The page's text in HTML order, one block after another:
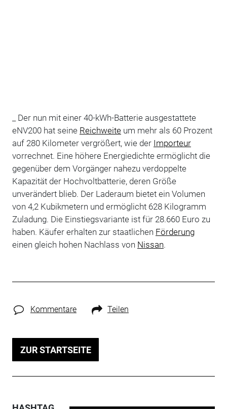
_ Der nun mit einer 40-kWh-Batterie ausgestattete
eNV200 hat seine Reichweiteum mehr als 60 Prozent
auf 280 Kilometer vergrößert, wie der Importeur
vorrechnet. Eine höhere Energiedichte ermöglicht die
gegenüber dem Vorgänger nahezu verdoppelte
Kapazität der Hochvoltbatterie, deren Größe
unverändert blieb. Der Laderaum bietet ein Volumen
von 4,2 Kubikmetern und ermöglicht 628 Kilogramm
Zuladung. Die Einstiegsvariante ist für 28.660 Euro zu
haben. Käufer erhalten zur staatlichen Förderung
einen gleich hohen Nachlass von Nissan.
Kommentare Teilen
ZUR STARTSEITE